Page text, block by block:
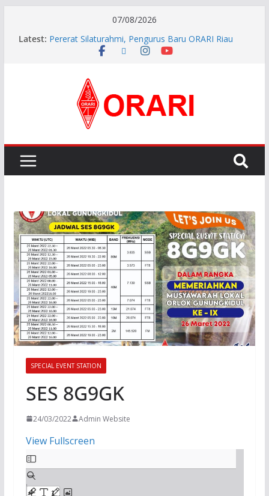
07/08/2026
Latest: Pererat Silaturahmi, Pengurus Baru ORARI Riau
Audiensi dan Siap Bersinergi dengan Diskominfotik
Preparatory Group for WRC-27 )
Aftiyedi Dalimunthe (YC5NNF) Resmi Pimpin ORARI
Lokal Bengkalis 2026–2029, Dikukuhkan Langsung
Ketua Orari Daerah Riau
Riau Beserta Jajaran Hadiri Muslok III Bengkalis
SPECIAL EVENT STATION
SES 8G9GK
24/03/2022 Admin Website
View Fullscreen